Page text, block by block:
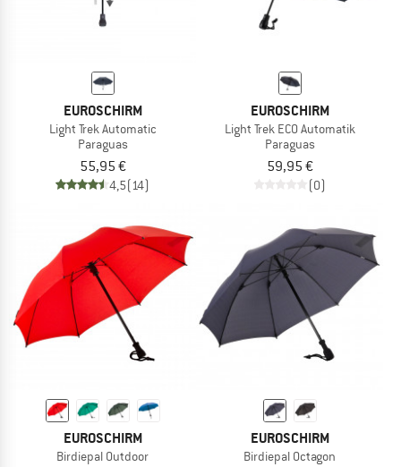
EUROSCHIRM
Light Trek Automatic
Paraguas
55,95 €
4,5(14)
EUROSCHIRM
Light Trek ECO Automatik
Paraguas
59,95 €
(0)
EUROSCHIRM
Birdiepal Outdoor
EUROSCHIRM
Birdiepal Octagon